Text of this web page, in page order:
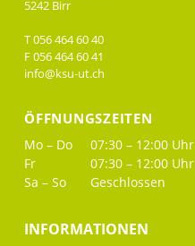
5242 Birr
T 056 464 60 40
F 056 464 60 41
info@ksu-ut.ch
ÖFFNUNGSZEITEN
Mo – Do 07:30 – 12:00 Uhr
Fr
07:30 – 12:00 Uhr
Sa – So
Geschlossen
INFORMATIONEN